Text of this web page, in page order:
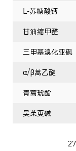
L-苏糖酸钙
甘油缩甲醛
三甲基溴化亚砜
α/β蒿乙醚
青蒿琥酯
吴茱萸碱